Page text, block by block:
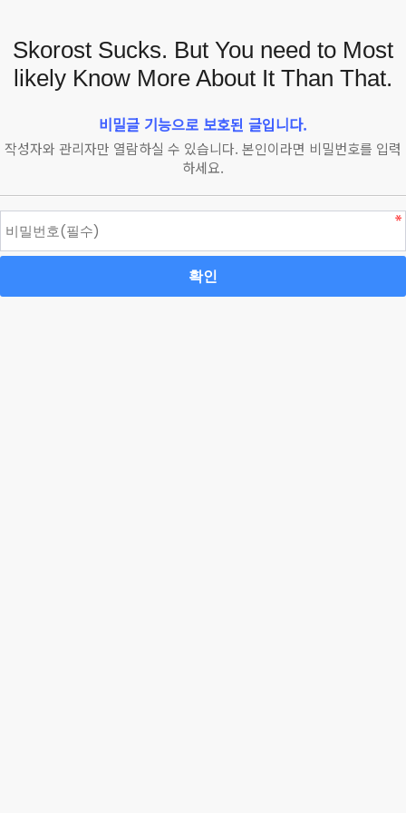
Skorost Sucks. But You need to Most
likely Know More About It Than That.
비밀글 기능으로 보호된 글입니다.
작성자와 관리자만 열람하실 수 있습니다. 본인이라면 비밀번호를 입력
하세요.